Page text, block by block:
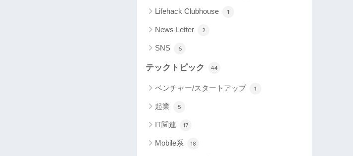
Lifehack Clubhouse 1
News Letter 2
SNS 6
テックトピック 44
ベンチャー/スタートアップ 1
起業 5
IT関連 17
Mobile系 18